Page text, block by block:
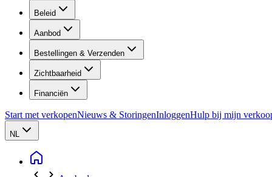
Beleid
Aanbod
Bestellingen & Verzenden
Zichtbaarheid
Financiën
Start met verkopenNieuws & StoringenInloggenHulp bij mijn
NL